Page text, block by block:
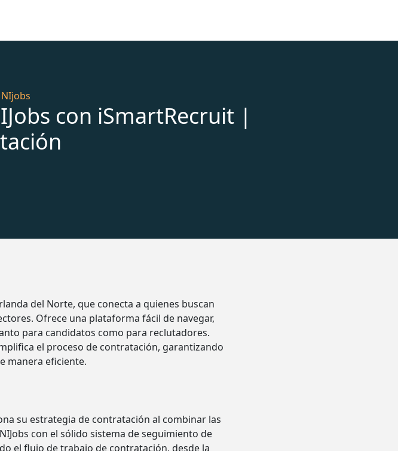
NIjobs
con iSmartRecruit |
del Norte, que conecta a quienes buscan
Ofrece una plataforma fácil de navegar,
para candidatos como para reclutadores.
el proceso de contratación, garantizando
manera eficiente.
su estrategia de contratación al combinar las
con el sólido sistema de seguimiento de
el flujo de trabajo de contratación, desde la